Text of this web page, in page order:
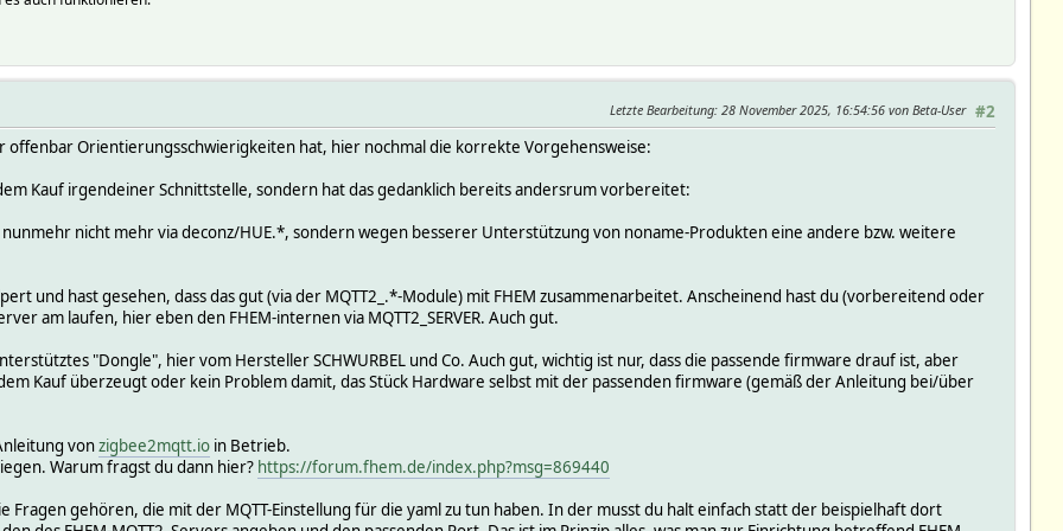
Power_curr","stat_t":"tele/tasmota_D75E9F/SENSOR","avty_t":"tele/tasmota_D75E9F/
config:
b_t0","stat_t":"tele/tasmota_D75E9F/SENSOR","avty_t":"tele/tasmota_D75E9F/
config:
b_t1","stat_t":"tele/tasmota_D75E9F/SENSOR","avty_t":"tele/tasmota_D75E9F/
config:
config:
config:
e_t2","stat_t":"tele/tasmota_D75E9F/SENSOR","avty_t":"tele/tasmota_D75E9F/
Power_curr","stat_t":"tele/tasmota_D75E9F/SENSOR","avty_t":"tele/tasmota_D75E9F/
#2
Letzte Bearbeitung: 28 November 2025, 16:54:56 von Beta-User
offenbar Orientierungsschwierigkeiten hat, hier nochmal die korrekte Vorgehensweise:
Kauf irgendeiner Schnittstelle, sondern hat das gedanklich bereits andersrum vorbereitet:
nicht mehr via deconz/HUE.*, sondern wegen besserer Unterstützung von noname-Produkten eine andere bzw. weitere
und hast gesehen, dass das gut (via der MQTT2_.*-Module) mit FHEM zusammenarbeitet. Anscheinend hast du (vorbereitend oder
am laufen, hier eben den FHEM-internen via MQTT2_SERVER. Auch gut.
"Dongle", hier vom Hersteller SCHWURBEL und Co. Auch gut, wichtig ist nur, dass die passende firmware drauf ist, aber
Kauf überzeugt oder kein Problem damit, das Stück Hardware selbst mit der passenden firmware (gemäß der Anleitung bei/über
vonzigbee2mqtt.ioin Betrieb.
Warum fragst du dann hier? https://forum.fhem.de/index.php?msg=869440
Fragen gehören, die mit der MQTT-Einstellung für die yaml zu tun haben. In der musst du halt einfach statt der beispielhaft dort